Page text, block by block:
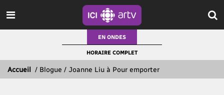
EN ONDES
HORAIRE COMPLET
Accueil / Blogue / Joanne Liu à Pour emporter